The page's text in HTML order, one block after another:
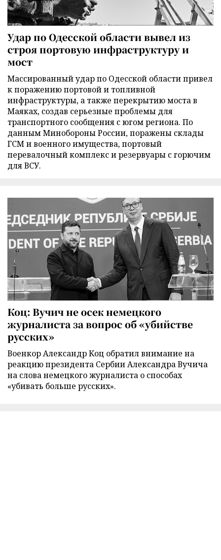
Удар по Одесской области вывел из
строя портовую инфраструктуру и
мост
Массированный удар по Одесской области привел
к поражению портовой и топливной
инфраструктуры, а также перекрытию моста в
Маяках, создав серьезные проблемы для
транспортного сообщения с югом региона. По
данным Минобороны России, поражены склады
ГСМ и военного имущества, портовый
перевалочный комплекс и резервуары с горючим
для ВСУ.
Коц: Вучич не осек немецкого
журналиста за вопрос об «убийстве
русских»
Военкор Александр Коц обратил внимание на
реакцию президента Сербии Александра Вучича
на слова немецкого журналиста о способах
«убивать больше русских».